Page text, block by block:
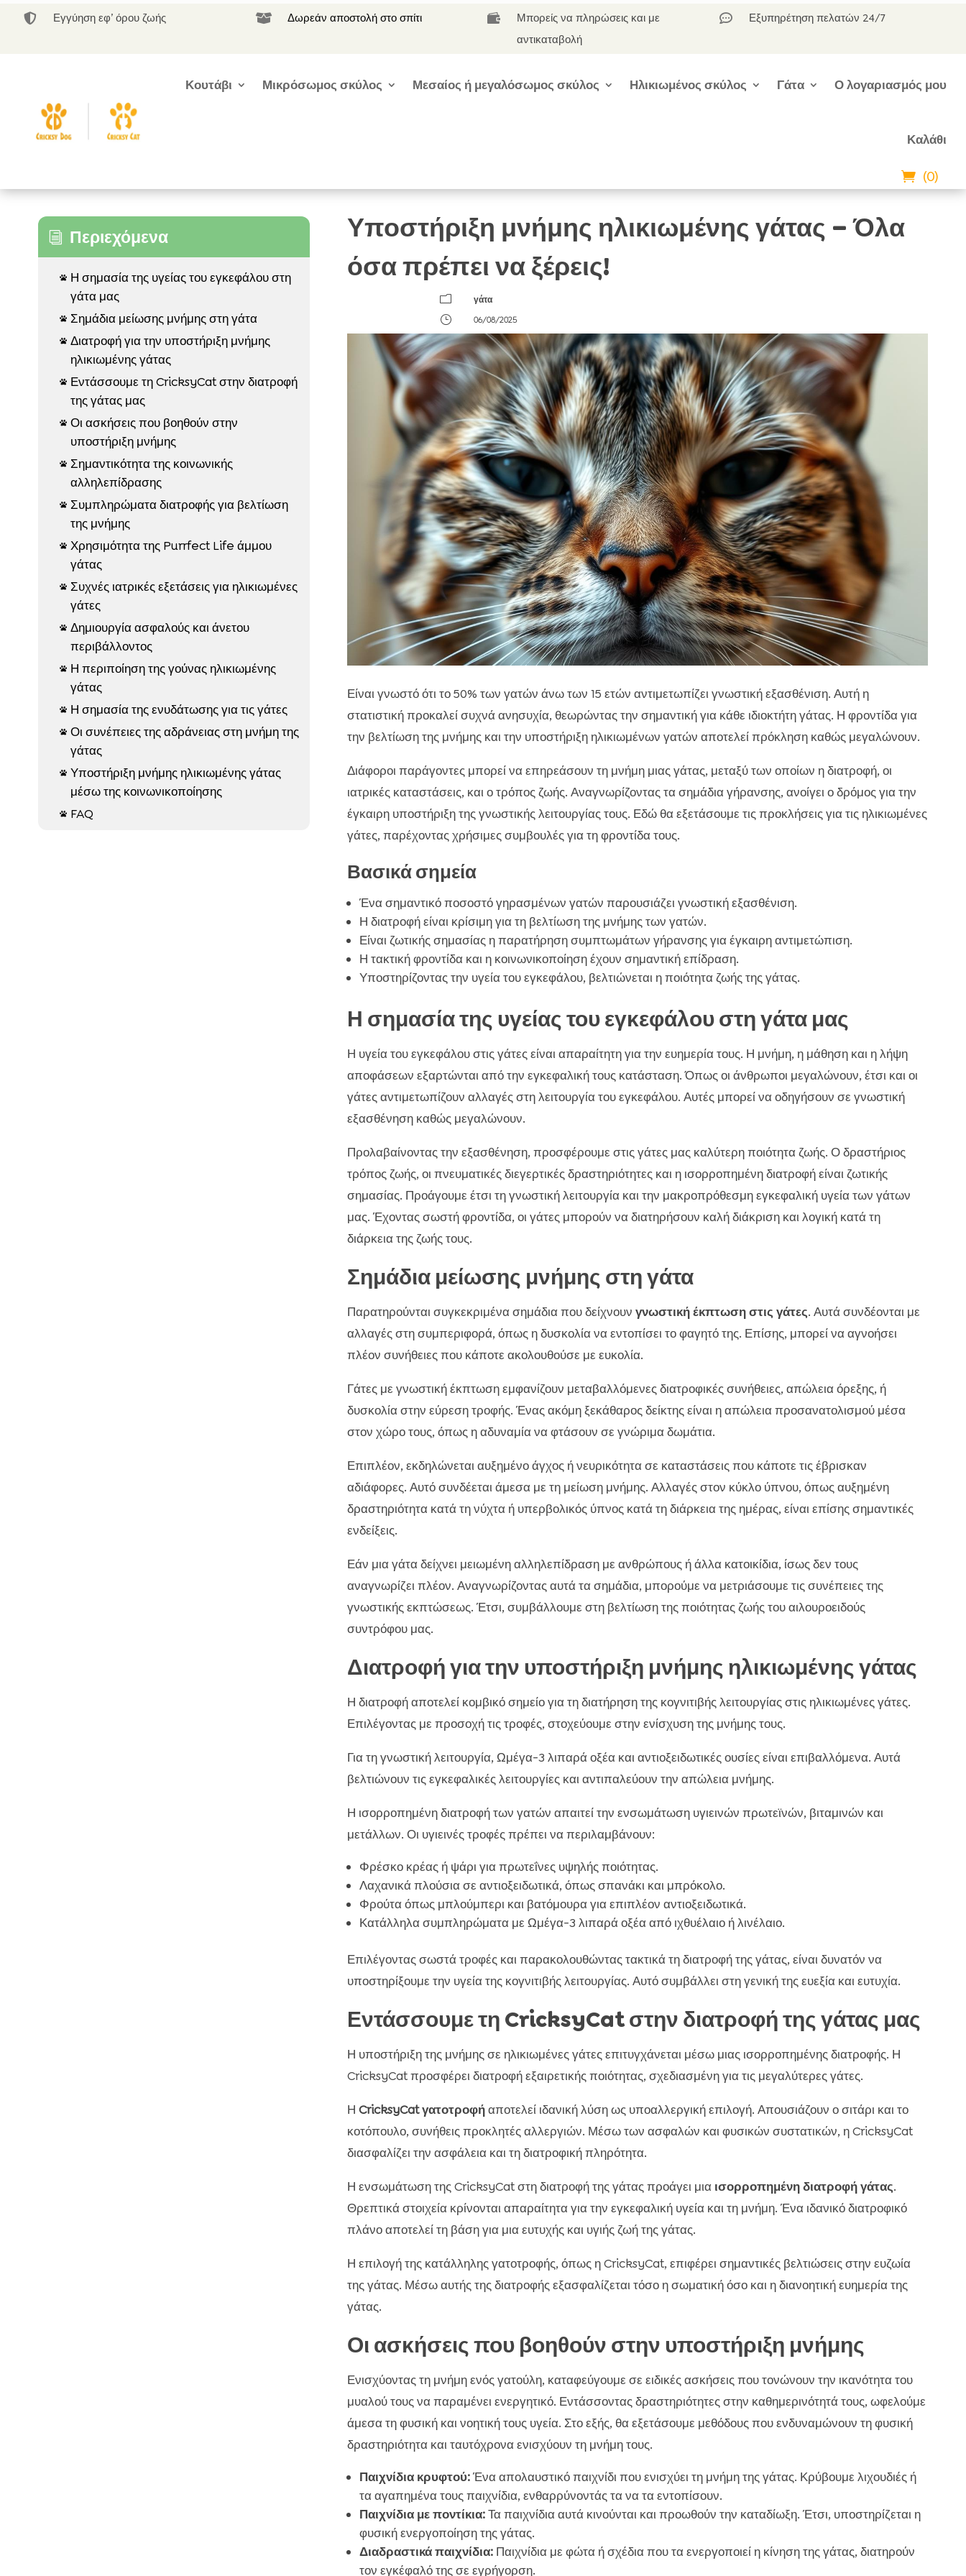
 Εγγύηση εφ’ όρου ζωής  Δωρεάν αποστολή στο σπίτι 
Μπορείς να πληρώσεις και με
αντικαταβολή
 Εξυπηρέτηση πελατών 24/7
Κουτάβι Μικρόσωμος σκύλος Μεσαίος ή μεγαλόσωμος σκύλος Ηλικιωμένος σκύλος Γάτα Ο λογαριασμός μου
Καλάθι
(0)
i Περιεχόμενα

Η σημασία της υγείας του εγκεφάλου στη
γάτα μας
 Σημάδια μείωσης μνήμης στη γάτα
 Διατροφή για την υποστήριξη μνήμης
ηλικιωμένης γάτας

Εντάσσουμε τη CricksyCat στην διατροφή
της γάτας μας
 Οι ασκήσεις που βοηθούν στην
υποστήριξη μνήμης
 Σημαντικότητα της κοινωνικής
αλληλεπίδρασης
 Συμπληρώματα διατροφής για βελτίωση
της μνήμης
 Χρησιμότητα της Purrfect Life άμμου
γάτας
 Συχνές ιατρικές εξετάσεις για ηλικιωμένες
γάτες
 Δημιουργία ασφαλούς και άνετου
περιβάλλοντος

Η περιποίηση της γούνας ηλικιωμένης
γάτας
 Η σημασία της ενυδάτωσης για τις γάτες
 Οι συνέπειες της αδράνειας στη μνήμη της
γάτας
 Υποστήριξη μνήμης ηλικιωμένης γάτας
μέσω της κοινωνικοποίησης
 FAQ
Υποστήριξη μνήμης ηλικιωμένης γάτας – Όλα
όσα πρέπει να ξέρεις!
m
γάτα
}
06/08/2025
Είναι γνωστό ότι το 50% των γατών άνω των 15 ετών αντιμετωπίζει γνωστική εξασθένιση. Αυτή η
στατιστική προκαλεί συχνά ανησυχία, θεωρώντας την σημαντική για κάθε ιδιοκτήτη γάτας. Η φροντίδα για
την βελτίωση της μνήμης και την υποστήριξη ηλικιωμένων γατών αποτελεί πρόκληση καθώς μεγαλώνουν.
Διάφοροι παράγοντες μπορεί να επηρεάσουν τη μνήμη μιας γάτας, μεταξύ των οποίων η διατροφή, οι
ιατρικές καταστάσεις, και ο τρόπος ζωής. Αναγνωρίζοντας τα σημάδια γήρανσης, ανοίγει ο δρόμος για την
έγκαιρη υποστήριξη της γνωστικής λειτουργίας τους. Εδώ θα εξετάσουμε τις προκλήσεις για τις ηλικιωμένες
γάτες, παρέχοντας χρήσιμες συμβουλές για τη φροντίδα τους.
Βασικά σημεία
Ένα σημαντικό ποσοστό γηρασμένων γατών παρουσιάζει γνωστική εξασθένιση.
Η διατροφή είναι κρίσιμη για τη βελτίωση της μνήμης των γατών.
Είναι ζωτικής σημασίας η παρατήρηση συμπτωμάτων γήρανσης για έγκαιρη αντιμετώπιση.
Η τακτική φροντίδα και η κοινωνικοποίηση έχουν σημαντική επίδραση.
Υποστηρίζοντας την υγεία του εγκεφάλου, βελτιώνεται η ποιότητα ζωής της γάτας.
Η σημασία της υγείας του εγκεφάλου στη γάτα μας
Η υγεία του εγκεφάλου στις γάτες είναι απαραίτητη για την ευημερία τους. Η μνήμη, η μάθηση και η λήψη
αποφάσεων εξαρτώνται από την εγκεφαλική τους κατάσταση. Όπως οι άνθρωποι μεγαλώνουν, έτσι και οι
γάτες αντιμετωπίζουν αλλαγές στη λειτουργία του εγκεφάλου. Αυτές μπορεί να οδηγήσουν σε γνωστική
εξασθένηση καθώς μεγαλώνουν.
Προλαβαίνοντας την εξασθένηση, προσφέρουμε στις γάτες μας καλύτερη ποιότητα ζωής. Ο δραστήριος
τρόπος ζωής, οι πνευματικές διεγερτικές δραστηριότητες και η ισορροπημένη διατροφή είναι ζωτικής
σημασίας. Προάγουμε έτσι τη γνωστική λειτουργία και την μακροπρόθεσμη εγκεφαλική υγεία των γάτων
μας. Έχοντας σωστή φροντίδα, οι γάτες μπορούν να διατηρήσουν καλή διάκριση και λογική κατά τη
διάρκεια της ζωής τους.
Σημάδια μείωσης μνήμης στη γάτα
Παρατηρούνται συγκεκριμένα σημάδια που δείχνουν γνωστική έκπτωση στις γάτες. Αυτά συνδέονται με
αλλαγές στη συμπεριφορά, όπως η δυσκολία να εντοπίσει το φαγητό της. Επίσης, μπορεί να αγνοήσει
πλέον συνήθειες που κάποτε ακολουθούσε με ευκολία.
Γάτες με γνωστική έκπτωση εμφανίζουν μεταβαλλόμενες διατροφικές συνήθειες, απώλεια όρεξης, ή
δυσκολία στην εύρεση τροφής. Ένας ακόμη ξεκάθαρος δείκτης είναι η απώλεια προσανατολισμού μέσα
στον χώρο τους, όπως η αδυναμία να φτάσουν σε γνώριμα δωμάτια.
Επιπλέον, εκδηλώνεται αυξημένο άγχος ή νευρικότητα σε καταστάσεις που κάποτε τις έβρισκαν
αδιάφορες. Αυτό συνδέεται άμεσα με τη μείωση μνήμης. Αλλαγές στον κύκλο ύπνου, όπως αυξημένη
δραστηριότητα κατά τη νύχτα ή υπερβολικός ύπνος κατά τη διάρκεια της ημέρας, είναι επίσης σημαντικές
ενδείξεις.
Εάν μια γάτα δείχνει μειωμένη αλληλεπίδραση με ανθρώπους ή άλλα κατοικίδια, ίσως δεν τους
αναγνωρίζει πλέον. Αναγνωρίζοντας αυτά τα σημάδια, μπορούμε να μετριάσουμε τις συνέπειες της
γνωστικής εκπτώσεως. Έτσι, συμβάλλουμε στη βελτίωση της ποιότητας ζωής του αιλουροειδούς
συντρόφου μας.
Διατροφή για την υποστήριξη μνήμης ηλικιωμένης γάτας
Η διατροφή αποτελεί κομβικό σημείο για τη διατήρηση της κογνιτιβής λειτουργίας στις ηλικιωμένες γάτες.
Επιλέγοντας με προσοχή τις τροφές, στοχεύουμε στην ενίσχυση της μνήμης τους.
Για τη γνωστική λειτουργία, Ωμέγα-3 λιπαρά οξέα και αντιοξειδωτικές ουσίες είναι επιβαλλόμενα. Αυτά
βελτιώνουν τις εγκεφαλικές λειτουργίες και αντιπαλεύουν την απώλεια μνήμης.
Η ισορροπημένη διατροφή των γατών απαιτεί την ενσωμάτωση υγιεινών πρωτεϊνών, βιταμινών και
μετάλλων. Οι υγιεινές τροφές πρέπει να περιλαμβάνουν:
Φρέσκο κρέας ή ψάρι για πρωτεΐνες υψηλής ποιότητας.
Λαχανικά πλούσια σε αντιοξειδωτικά, όπως σπανάκι και μπρόκολο.
Φρούτα όπως μπλούμπερι και βατόμουρα για επιπλέον αντιοξειδωτικά.
Κατάλληλα συμπληρώματα με Ωμέγα-3 λιπαρά οξέα από ιχθυέλαιο ή λινέλαιο.
Επιλέγοντας σωστά τροφές και παρακολουθώντας τακτικά τη διατροφή της γάτας, είναι δυνατόν να
υποστηρίξουμε την υγεία της κογνιτιβής λειτουργίας. Αυτό συμβάλλει στη γενική της ευεξία και ευτυχία.
Εντάσσουμε τη CricksyCat στην διατροφή της γάτας μας
Η υποστήριξη της μνήμης σε ηλικιωμένες γάτες επιτυγχάνεται μέσω μιας ισορροπημένης διατροφής. Η
CricksyCat προσφέρει διατροφή εξαιρετικής ποιότητας, σχεδιασμένη για τις μεγαλύτερες γάτες.
Η CricksyCat γατοτροφήαποτελεί ιδανική λύση ως υποαλλεργική επιλογή. Απουσιάζουν ο σιτάρι και το
κοτόπουλο, συνήθεις προκλητές αλλεργιών. Μέσω των ασφαλών και φυσικών συστατικών, η CricksyCat
διασφαλίζει την ασφάλεια και τη διατροφική πληρότητα.
Η ενσωμάτωση της CricksyCat στη διατροφή της γάτας προάγει μια ισορροπημένη διατροφή γάτας.
Θρεπτικά στοιχεία κρίνονται απαραίτητα για την εγκεφαλική υγεία και τη μνήμη. Ένα ιδανικό διατροφικό
πλάνο αποτελεί τη βάση για μια ευτυχής και υγιής ζωή της γάτας.
Η επιλογή της κατάλληλης γατοτροφής, όπως η CricksyCat, επιφέρει σημαντικές βελτιώσεις στην ευζωία
της γάτας. Μέσω αυτής της διατροφής εξασφαλίζεται τόσο η σωματική όσο και η διανοητική ευημερία της
γάτας.
Οι ασκήσεις που βοηθούν στην υποστήριξη μνήμης
Ενισχύοντας τη μνήμη ενός γατούλη, καταφεύγουμε σε ειδικές ασκήσεις που τονώνουν την ικανότητα του
μυαλού τους να παραμένει ενεργητικό. Εντάσσοντας δραστηριότητες στην καθημερινότητά τους, ωφελούμε
άμεσα τη φυσική και νοητική τους υγεία. Στο εξής, θα εξετάσουμε μεθόδους που ενδυναμώνουν τη φυσική
δραστηριότητα και ταυτόχρονα ενισχύουν τη μνήμη τους.
Παιχνίδια κρυφτού:Ένα απολαυστικό παιχνίδι που ενισχύει τη μνήμη της γάτας. Κρύβουμε λιχουδιές ή
τα αγαπημένα τους παιχνίδια, ενθαρρύνοντάς τα να τα εντοπίσουν.
Παιχνίδια με ποντίκια:Τα παιχνίδια αυτά κινούνται και προωθούν την καταδίωξη. Έτσι, υποστηρίζεται η
φυσική ενεργοποίηση της γάτας.
Διαδραστικά παιχνίδια:Παιχνίδια με φώτα ή σχέδια που τα ενεργοποιεί η κίνηση της γάτας, διατηρούν
τον εγκέφαλό της σε εγρήγορση.